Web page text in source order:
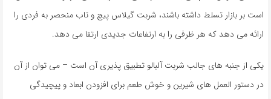
است بر بازار تسلط داشته باشند، شربت گیلاس پیچ و تاب منحصر به فردی را
ارائه می دهد که هر ظرفی را به ارتفاعات جدیدی ارتقا می دهد.
یکی از جنبه های جالب شربت آلبالو تطبیق پذیری آن است – می توان از آن
در دستور العمل های شیرین و خوش طعم برای افزودن ابعاد و پیچیدگی